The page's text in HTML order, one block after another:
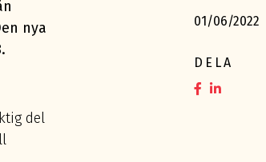
nya
del
01/06/2022
DELA